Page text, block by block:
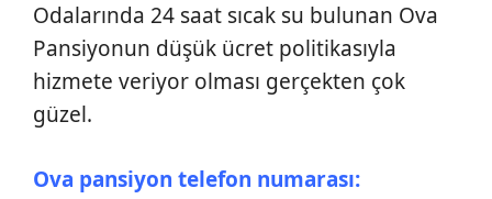
Odalarında 24 saat sıcak su bulunan Ova
Pansiyonun düşük ücret politikasıyla
hizmete veriyor olması gerçekten çok
güzel.
Ova pansiyon telefon numarası: